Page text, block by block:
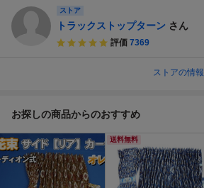
ストア
トラックストップターン さん
評価 7369
ストアの情報
お探しの商品からのおすすめ
送料無料